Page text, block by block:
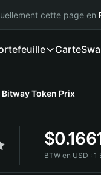
cette page en
Carte
Bitway Token Prix
$
BTW en USD : 1